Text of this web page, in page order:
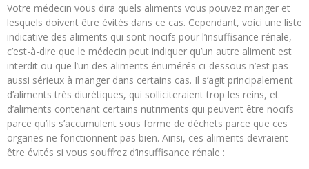
Votre médecin vous dira quels aliments vous pouvez manger et
lesquels doivent être évités dans ce cas. Cependant, voici une liste
indicative des aliments qui sont nocifs pour l’insuffisance rénale,
c’est-à-dire que le médecin peut indiquer qu’un autre aliment est
interdit ou que l’un des aliments énumérés ci-dessous n’est pas
aussi sérieux à manger dans certains cas. Il s’agit principalement
d’aliments très diurétiques, qui solliciteraient trop les reins, et
d’aliments contenant certains nutriments qui peuvent être nocifs
parce qu’ils s’accumulent sous forme de déchets parce que ces
organes ne fonctionnent pas bien. Ainsi, ces aliments devraient
être évités si vous souffrez d’insuffisance rénale :